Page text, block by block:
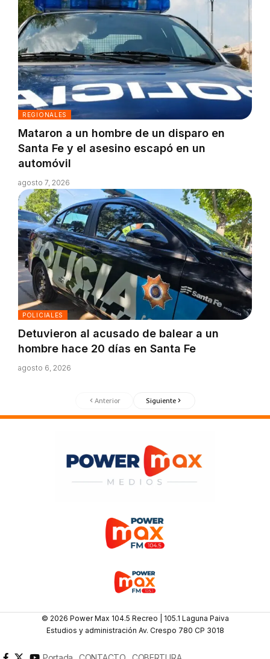
REGIONALES
Mataron a un hombre de un disparo en
Santa Fe y el asesino escapó en un
automóvil
agosto 7, 2026
POLICIALES
Detuvieron al acusado de balear a un
hombre hace 20 días en Santa Fe
agosto 6, 2026
Anterior Siguiente
© 2026 Power Max 104.5 Recreo | 105.1 Laguna Paiva
Estudios y administración Av. Crespo 780 CP 3018